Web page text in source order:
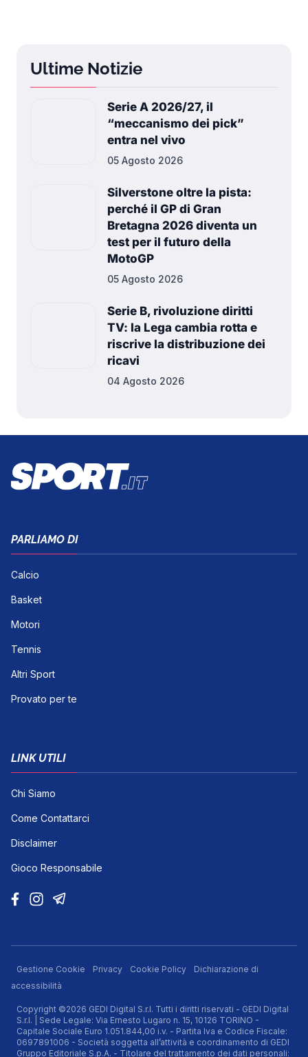
Ultime Notizie
Serie A 2026/27, il
“meccanismo dei pick”
entra nel vivo
05 Agosto 2026
Silverstone oltre la pista:
perché il GP di Gran
Bretagna 2026 diventa un
test per il futuro della
MotoGP
05 Agosto 2026
Serie B, rivoluzione diritti
TV: la Lega cambia rotta e
riscrive la distribuzione dei
ricavi
04 Agosto 2026
PARLIAMO DI
Calcio
Basket
Motori
Tennis
Altri Sport
Provato per te
LINK UTILI
Chi Siamo
Come Contattarci
Disclaimer
Gioco Responsabile
Gestione Cookie Privacy Cookie Policy
Dichiarazione di
accessibilità
Copyright ©2026 GEDI Digital S.r.l. Tutti i diritti riservati - GEDI Digital
S.r.l. | Sede Legale: Via Ernesto Lugaro n. 15, 10126 TORINO -
Capitale Sociale Euro 1.051.844,00 i.v. - Partita Iva e Codice Fiscale:
0697891006 - Società soggetta all’attività e coordinamento di GEDI
Gruppo Editoriale S.p.A. - Titolare del trattamento dei dati personali: